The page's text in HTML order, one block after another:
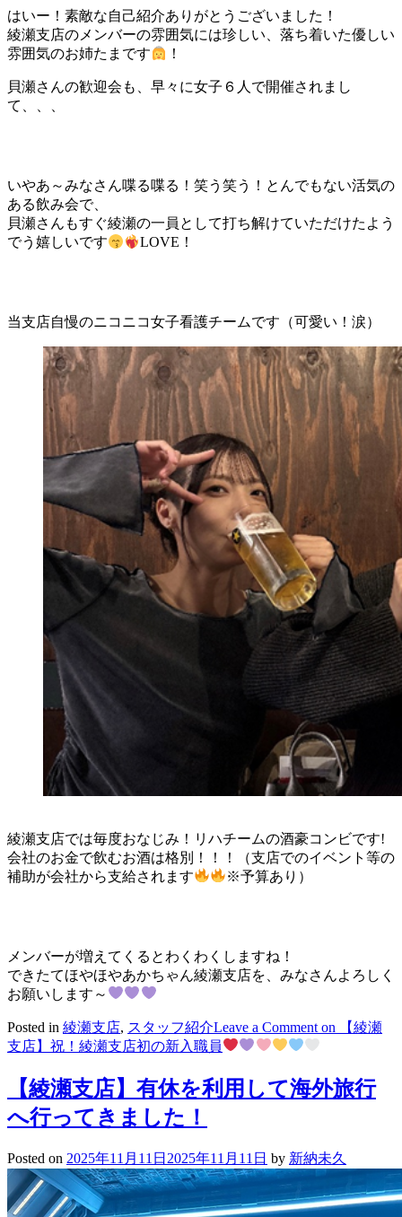
はいー！素敵な自己紹介ありがとうございました！
綾瀬支店のメンバーの雰囲気には珍しい、落ち着いた優しい
雰囲気のお姉たまです
！
貝瀬さんの歓迎会も、早々に女子６人で開催されまし
て、、、
いやあ～みなさん喋る喋る！笑う笑う！とんでもない活気の
ある飲み会で、
貝瀬さんもすぐ綾瀬の一員として打ち解けていただけたよう
でう嬉しいです
LOVE！
当支店自慢のニコニコ女子看護チームです（可愛い！涙）
綾瀬支店では毎度おなじみ！リハチームの酒豪コンビです!
会社のお金で飲むお酒は格別！！！（支店でのイベント等の
補助が会社から支給されます
※予算あり）
メンバーが増えてくるとわくわくしますね！
できたてほやほやあかちゃん綾瀬支店を、みなさんよろしく
お願いします～
Posted in 綾瀬支店, スタッフ紹介Leave a Comment on 【綾瀬
支店】祝！綾瀬支店初の新入職員
【綾瀬支店】有休を利用して海外旅行
へ行ってきました！
Posted on 2025年11月11日 2025年11月11日 by 新納未久